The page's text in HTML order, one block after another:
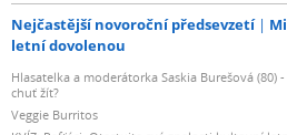
Nejčastější novoroční předsevzetí
letní dovolenou
Hlasatelka a moderátorka Saskia Burešová
chuť žít?
Veggie Burritos